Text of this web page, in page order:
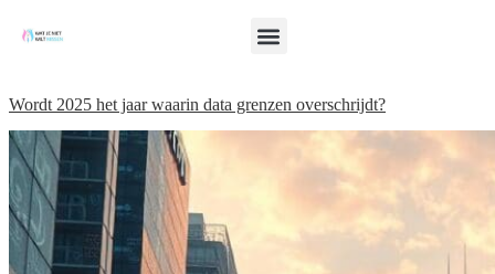
Wordt 2025 het jaar waarin data grenzen overschrijdt?